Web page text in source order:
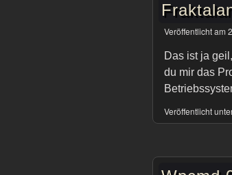
Veröffentlicht am
Das ist ja
du mir das
Veröffentlicht